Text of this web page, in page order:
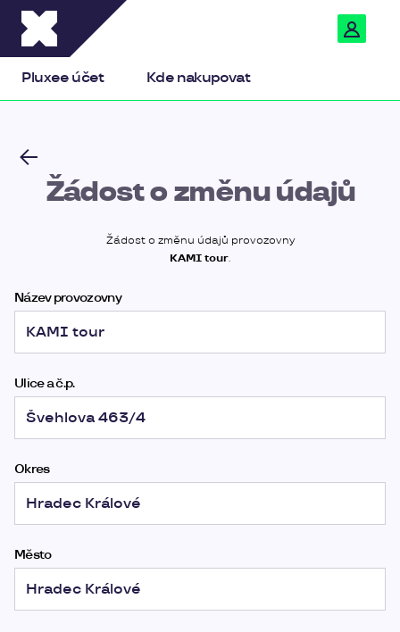
Pluxee účet Kde nakupovat
Žádost o změnu údajů
Žádost o změnu údajů provozovny
KAMI tour.
Název provozovny
Ulice a č.p.
Okres
Město